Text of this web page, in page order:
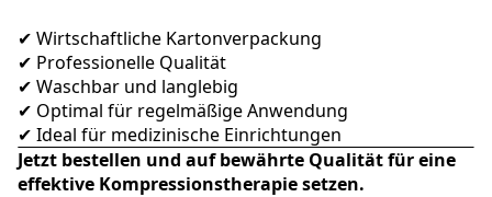
✔ Wirtschaftliche Kartonverpackung
✔ Professionelle Qualität
✔ Waschbar und langlebig
✔ Optimal für regelmäßige Anwendung
✔ Ideal für medizinische Einrichtungen
Jetzt bestellen und auf bewährte Qualität für eine
effektive Kompressionstherapie setzen.